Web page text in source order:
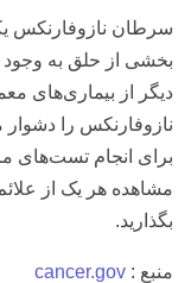
سرطان نازوفارنکس
بخشی از حلق به وجود
دیگر از بیماری‌های
نازوفارنکس را
برای انجام تست‌های
مشاهده هر یک از
بگذارید.
منبع : cancer.gov